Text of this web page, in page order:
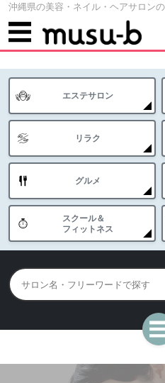
沖縄県の美容・ネイル・ヘアサロン
エステサロン
リラク
グルメ
スクール＆
フィットネス